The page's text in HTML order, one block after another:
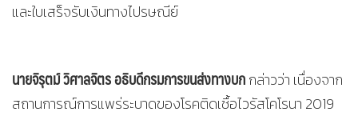
และใบเสร็จรับเงินทางไปรษณีย์
นายจิรุตม์ วิศาลจิตร อธิบดีกรมการขนส่งทางบกกล่าวว่า เนื่องจาก
สถานการณ์การแพร่ระบาดของโรคติดเชื้อไวรัสโคโรนา 2019